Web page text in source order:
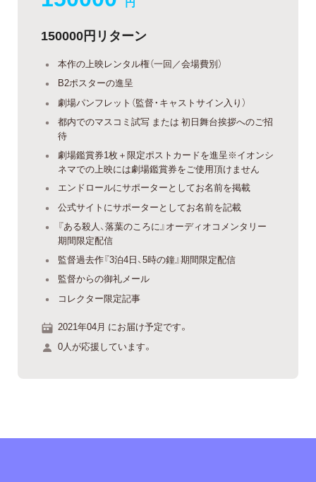
150000円リターン
本作の上映レンタル権（一回／会場費別）
B2ポスターの進呈
劇場パンフレット（監督・キャストサイン入り）
都内でのマスコミ試写 または 初日舞台挨拶へのご招
待
劇場鑑賞券1枚＋限定ポストカードを進呈※イオンシ
ネマでの上映には劇場鑑賞券をご使用頂けません
エンドロールにサポーターとしてお名前を掲載
公式サイトにサポーターとしてお名前を記載
『ある殺人、落葉のころに』オーディオコメンタリー
期間限定配信
監督過去作『3泊4日、5時の鐘』期間限定配信
監督からの御礼メール
コレクター限定記事
2021年04月 にお届け予定です。
0人が応援しています。